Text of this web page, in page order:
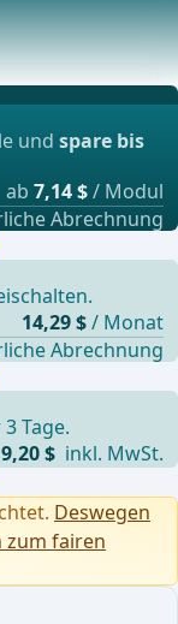
und Rektum hat
bew
Tage.
9,20 $ inkl. MwSt.
undspare bis
ab 7,14 $/ Modul
Abrechnung
14,29 $/ Monat
Abrechnung
Deswegen
zum fairen